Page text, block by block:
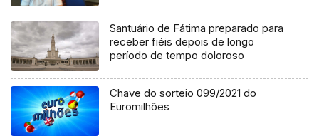
Santuário de Fátima preparado para
receber fiéis depois de longo
período de tempo doloroso
Chave do sorteio 099/2021 do
Euromilhões